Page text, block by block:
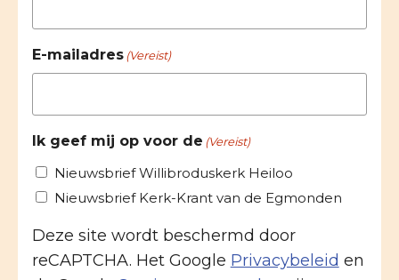
E-mailadres (Vereist)
Ik geef mij op voor de (Vereist)
Nieuwsbrief Willibroduskerk Heiloo
Nieuwsbrief Kerk-Krant van de Egmonden
Deze site wordt beschermd door
reCAPTCHA. Het Google Privacybeleid en